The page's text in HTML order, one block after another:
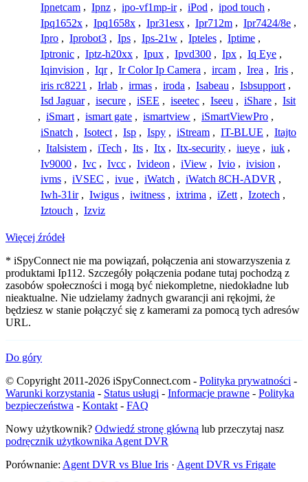
Ipnetcam , Ipnz , ipo-vf1mp-ir , iPod , ipod touch ,
Ipq1652x , Ipq1658x , Ipr31esx , Ipr712m , Ipr7424/8e ,
Ipro , Iprobot3 , Ips , Ips-21w , Ipteles , Iptime ,
Iptronic , Iptz-h20xx , Ipux , Ipvd300 , Ipx , Iq Eye ,
Iqinvision , Iqr , Ir Color Ip Camera , ircam , Irea , Iris ,
iris rc8221 , Irlab , irmas , iroda , Isabeau , Isbsupport ,
Isd Jaguar , isecure , iSEE , iseetec , Iseeu , iShare , Isit
, iSmart , ismart gate , ismartview , iSmartViewPro ,
iSnatch , Isotect , Isp , Ispy , iStream , IT-BLUE , Itajto
, Italsistem , iTech , Its , Itx , Itx-security , iueye , iuk ,
Iv9000 , Ivc , Ivcc , Ivideon , iView , Ivio , ivision ,
ivms , iVSEC , ivue , iWatch , iWatch 8CH-ADVR ,
Iwh-31ir , Iwigus , iwitness , ixtrima , iZett , Izotech ,
Iztouch , Izviz
Więcej źródeł
* iSpyConnect nie ma powiązań, połączenia ani stowarzyszenia z
produktami Ip112. Szczegóły połączenia podane tutaj pochodzą z
zasobów społeczności i mogą być niekompletne, niedokładne lub
nieaktualne. Nie udzielamy żadnych gwarancji ani rękojmi, że
będziesz w stanie połączyć się z kamerami za pomocą tych adresów
URL.
Do góry
© Copyright 2011-2026 iSpyConnect.com - Polityka prywatności -
Warunki korzystania - Status usługi - Informacje prawne - Polityka
bezpieczeństwa - Kontakt - FAQ
Nowy użytkownik? Odwiedź stronę główną lub przeczytaj nasz
podręcznik użytkownika Agent DVR
Porównanie: Agent DVR vs Blue Iris · Agent DVR vs Frigate